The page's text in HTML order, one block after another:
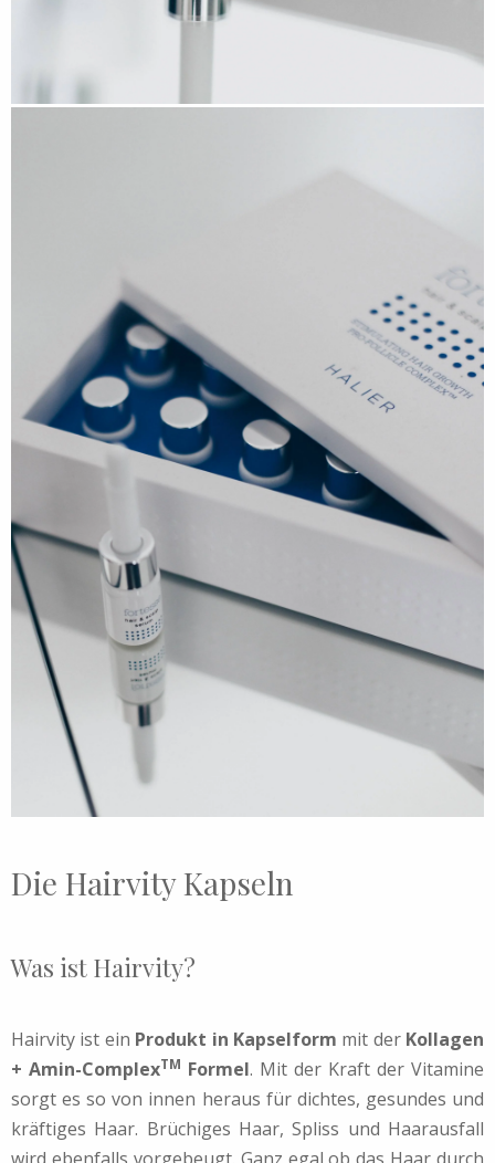
Die Hairvity Kapseln
Was ist Hairvity?
Hairvity ist ein Produkt in Kapselform mit der Kollagen
+ Amin-ComplexTM Formel. Mit der Kraft der Vitamine
sorgt es so von innen heraus für dichtes, gesundes und
kräftiges Haar. Brüchiges Haar, Spliss und Haarausfall